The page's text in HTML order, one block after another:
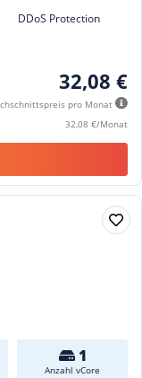
DDoS Protection
32,08 €
pro Monat
32,08 €/Monat
1
Anzahl vCore